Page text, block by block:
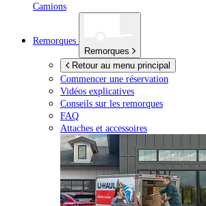
Camions
Remorques
Remorques
Retour au menu principal
Commencer une réservation
Vidéos explicatives
Conseils sur les remorques
FAQ
Attaches et accessoires